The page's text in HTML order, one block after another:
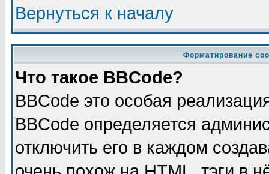
Вернуться к началу
Форматирование
Что такое BBCode?
BBCode это особая
BBCode определяется
отключить его в каждом